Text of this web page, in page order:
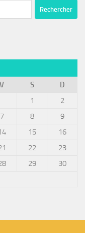
V S
D
1
2
7 8
9
15
16
22
23
29
30